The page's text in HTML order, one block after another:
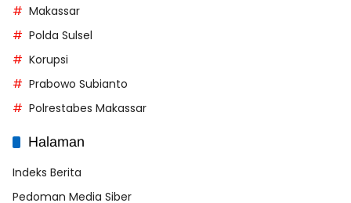
Makassar
Polda Sulsel
Korupsi
Prabowo Subianto
Polrestabes Makassar
Halaman
Indeks Berita
Pedoman Media Siber